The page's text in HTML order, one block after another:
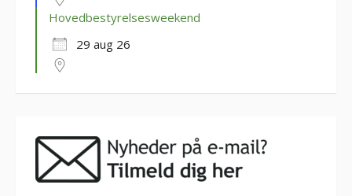
Hovedbestyrelsesweekend
29 aug 26